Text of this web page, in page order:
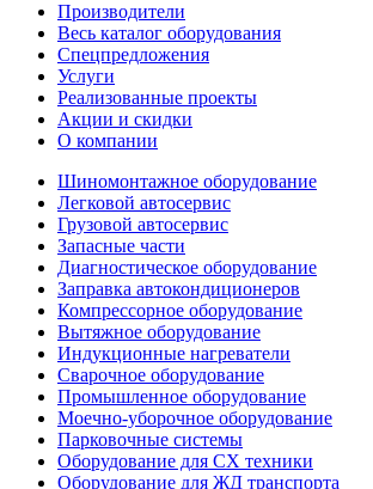
Производители
Весь каталог оборудования
Спецпредложения
Услуги
Реализованные проекты
Акции и скидки
О компании
Шиномонтажное оборудование
Легковой автосервис
Грузовой автосервис
Запасные части
Диагностическое оборудование
Заправка автокондиционеров
Компрессорное оборудование
Вытяжное оборудование
Индукционные нагреватели
Сварочное оборудование
Промышленное оборудование
Моечно-уборочное оборудование
Парковочные системы
Оборудование для СХ техники
Оборудование для ЖД транспорта